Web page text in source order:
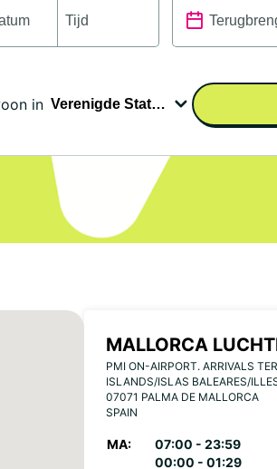
in
MALLORCA
PMI ON-AIRPORT. ARRIVALS
ISLANDS/ISLAS BALEARES/
07071 PALMA DE MALLORCA
SPAIN
MA:
07:00 - 23:59
00:00 - 01:29